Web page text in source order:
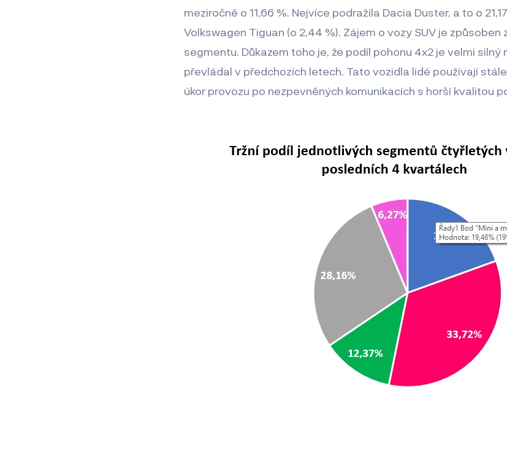
meziročně o 11,66 %. Nejvíce podražila Dacia Duster, a to o
Volkswagen Tiguan (o 2,44 %). Zájem o vozy SUV je
segmentu. Důkazem toho je, že podíl pohonu 4x2 je velmi silný
převládal v předchozích letech. Tato vozidla lidé používají
úkor provozu po nezpevněných komunikacích s horší kvalitou